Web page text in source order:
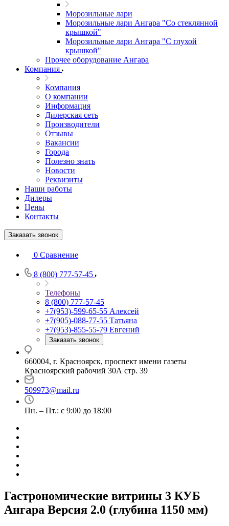
Морозильные лари
Морозильные лари Ангара "Со стеклянной
крышкой"
Морозильные лари Ангара "С глухой
крышкой"
Прочее оборудование Ангара
Компания
Компания
О компании
Информация
Дилерская сеть
Производители
Отзывы
Вакансии
Города
Полезно знать
Новости
Реквизиты
Наши работы
Дилеры
Цены
Контакты
Заказать звонок
0 Сравнение
8 (800) 777-57-45
Телефоны
8 (800) 777-57-45
+7(953)-599-65-55 Алексей
+7(905)-088-77-55 Татьяна
+7(953)-855-55-79 Евгений
Заказать звонок
660004, г. Красноярск, проспект имени газеты
Красноярский рабочий 30А стр. 39
509973@mail.ru
Пн. – Пт.: с 9:00 до 18:00
Гастрономические витрины 3 КУБ
Ангара Версия 2.0 (глубина 1150 мм)